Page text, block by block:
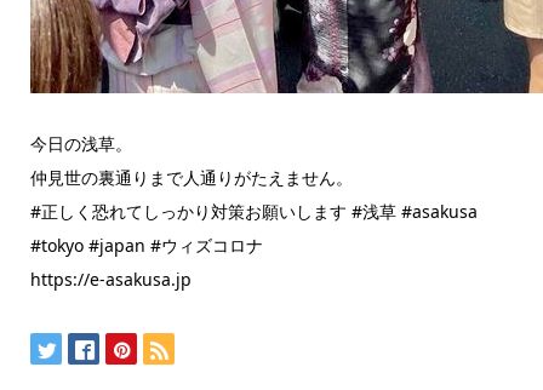
今日の浅草。
仲見世の裏通りまで人通りがたえません。
#正しく恐れてしっかり対策お願いします #浅草 #asakusa
#tokyo #japan #ウィズコロナ
https://e-asakusa.jp